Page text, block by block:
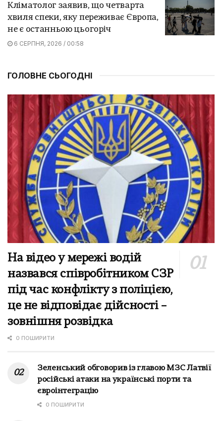
Кліматолог заявив, що четварта
хвиля спеки, яку переживає Європа,
не є останньою цьогоріч
6 СЕРПНЯ, 2026 / 00:58
ГОЛОВНЕ СЬОГОДНІ
На відео у мережі водій
назвався співробітником СЗР
під час конфлікту з поліцією,
це не відповідає дійсності –
зовнішня розвідка
0 ПОШИРИТИ
Зеленський обговорив із главою МЗС Латвії
російські атаки на українські порти та
євроінтеграцію
0 ПОШИРИТИ